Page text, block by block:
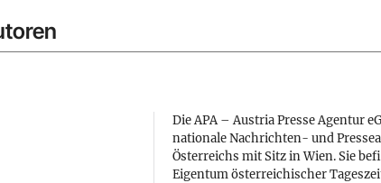
Die APA – Austria Presse Agentur
nationale Nachrichten- und
Österreichs mit Sitz in Wien. Sie
Eigentum österreichischer